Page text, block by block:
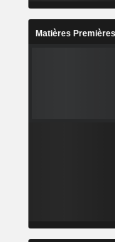
Matières Premières